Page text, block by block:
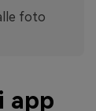
foto
app